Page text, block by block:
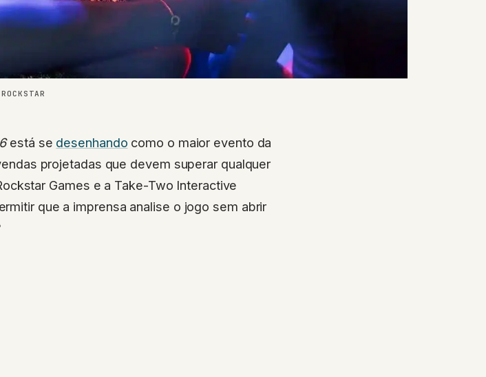
ROCKSTAR
está se desenhando como o maior evento da
projetadas que devem superar qualquer
Games e a Take-Two Interactive
que a imprensa analise o jogo sem abrir